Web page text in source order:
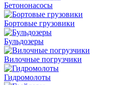
Бетононасосы
Бортовые грузовики
Бульдозеры
Вилочные погрузчики
Гидромолоты